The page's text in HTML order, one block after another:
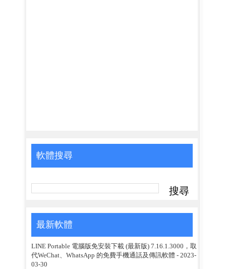
軟體搜尋
最新軟體
LINE Portable 電腦版免安裝下載 (最新版) 7.16.1.3000，取
代WeChat、WhatsApp 的免費手機通話及傳訊軟體 - 2023-
03-30